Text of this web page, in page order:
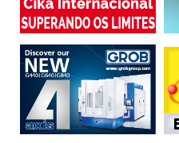
dentro de todas as
Internacional de Máquinas-
Industrial, que será
no São Paulo Expo.
SERVIÇO